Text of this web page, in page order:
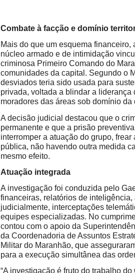
Combate à facção e domínio
Mais do que um esquema
núcleo armado e de intimidação
criminosa Primeiro Comando do
comunidades da capital. Segundo o
desviados teria sido usada para
privada, voltada a blindar a
moradores das áreas sob domínio da
A decisão judicial destacou que o
permanente e que a prisão
interromper a atuação do grupo,
pública, não havendo outra medida
mesmo efeito.
Atuação integrada
A investigação foi conduzida pelo
financeiras, relatórios de
judicialmente, interceptações
equipes especializadas. No
contou com o apoio da
da Coordenadoria de Assuntos
Militar do Maranhão, que
para a execução simultânea das
“A investigação é fruto do trabalho